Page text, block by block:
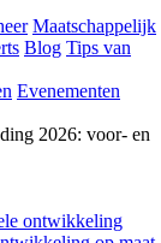
Maatschappelijk
Blog Tips van
Evenementen
2026: voor- en
ontwikkeling